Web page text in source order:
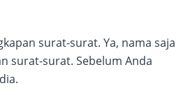
surat-surat. Ya, nama saja
surat-surat. Sebelum Anda